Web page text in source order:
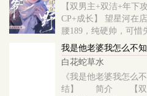
【双男主+双洁+年下
CP+成长】 望星河在
腰189，纯硬帅，可
有点怪异，总是背对
尊重。 ..
我是他老婆我怎么不
白花蛇草水
《我是他老婆我怎么
结】 简介 【双男